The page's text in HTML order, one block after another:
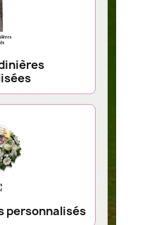
personnalisés